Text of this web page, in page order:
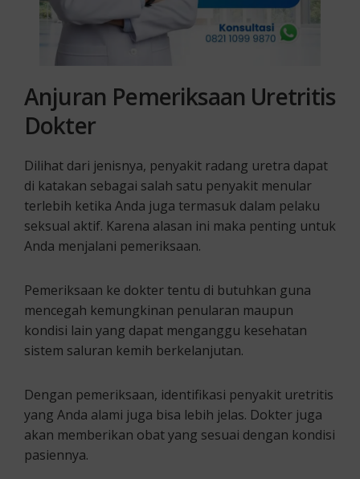
Anjuran Pemeriksaan Uretritis
Dokter
Dilihat dari jenisnya, penyakit radang uretra dapat
di katakan sebagai salah satu penyakit menular
terlebih ketika Anda juga termasuk dalam pelaku
seksual aktif. Karena alasan ini maka penting untuk
Anda menjalani pemeriksaan.
Pemeriksaan ke dokter tentu di butuhkan guna
mencegah kemungkinan penularan maupun
kondisi lain yang dapat menganggu kesehatan
sistem saluran kemih berkelanjutan.
Dengan pemeriksaan, identifikasi penyakit uretritis
yang Anda alami juga bisa lebih jelas. Dokter juga
akan memberikan obat yang sesuai dengan kondisi
pasiennya.